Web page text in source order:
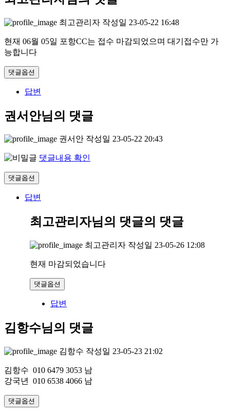
최고관리자 작성일 23-05-22 16:48
현재 06월 05일 포항CC는 접수 마감되었으며 대기접수만 가
능합니다
댓글옵션
답변
권서안님의 댓글
권서안 작성일 23-05-22 20:43
댓글내용 확인
댓글옵션
답변
최고관리자님의 댓글의 댓글
최고관리자 작성일 23-05-26 12:08
현재 마감되었습니다
댓글옵션
답변
김항수님의 댓글
김항수 작성일 23-05-23 21:02
김항수 010 6479 3053 남
강국년 010 6538 4066 남
댓글옵션